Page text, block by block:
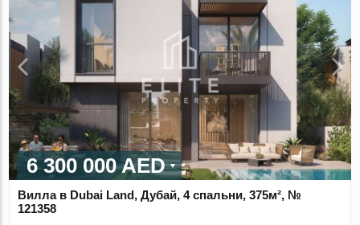
6 300 000 AED
Вилла в Dubai Land, Дубай, 4 спальни, 375м², №
121358